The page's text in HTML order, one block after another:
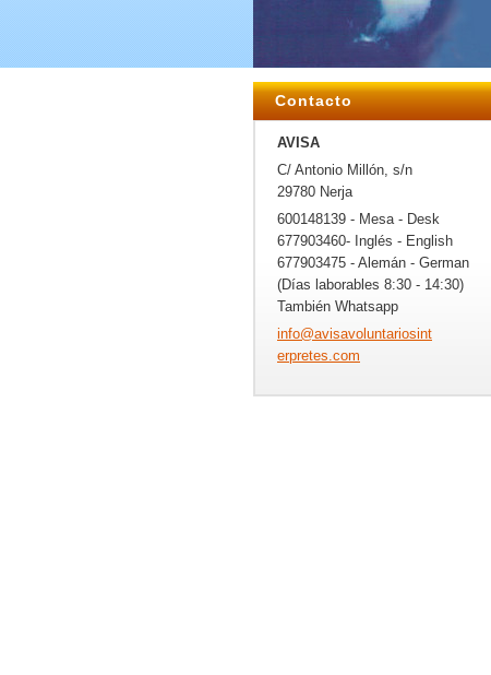
Contacto
AVISA
C/ Antonio Millón, s/n
29780 Nerja
600148139 - Mesa - Desk
677903460- Inglés - English
677903475 - Alemán - German
(Días laborables 8:30 - 14:30)
También Whatsapp
info@avisavoluntariosint
erpretes.com